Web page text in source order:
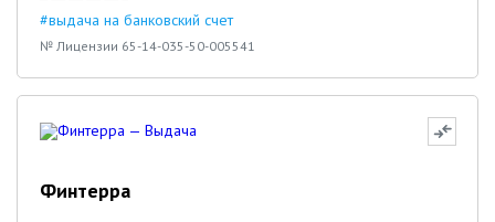
#выдача на банковский счет
№ Лицензии 65-14-035-50-005541
Финтерра